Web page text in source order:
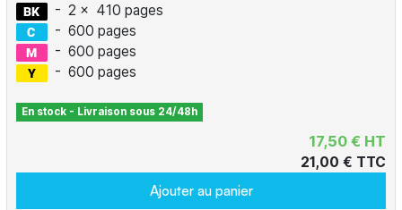
- 2 x 410 pages
- 600 pages
- 600 pages
- 600 pages
En stock - Livraison sous 24/48h
17,50 € HT
21,00 € TTC
Ajouter au panier